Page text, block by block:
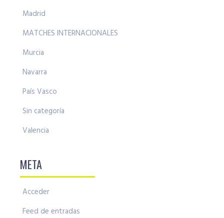
Madrid
MATCHES INTERNACIONALES
Murcia
Navarra
País Vasco
Sin categoría
Valencia
META
Acceder
Feed de entradas